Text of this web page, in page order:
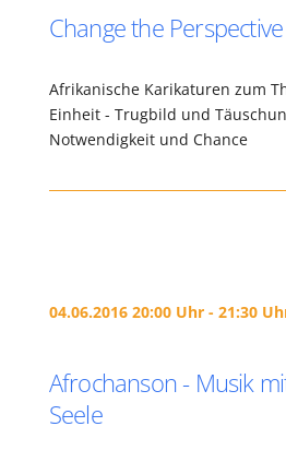
Change the Perspective
Afrikanische Karikaturen zum
Einheit - Trugbild und
Notwendigkeit und Chance
04.06.2016 20:00 Uhr - 21:30
Afrochanson - Musik
Seele